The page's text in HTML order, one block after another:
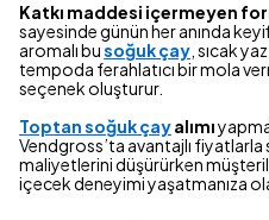
Katkı maddesi içermeyen
sayesinde günün her anında
aromalı busoğuk çay , sıcak
tempoda ferahlatıcı bir mola
seçenek oluşturur.
Toptan soğuk çayalımı
Vendgross’ta avantajlı
maliyetlerini düşürürken
içecek deneyimi yaşatmanıza